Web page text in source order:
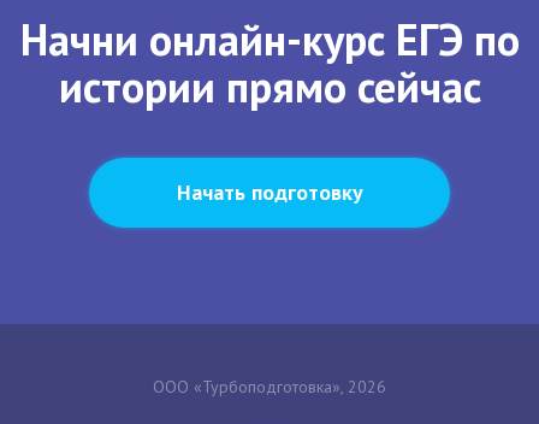
Начни онлайн-курс ЕГЭ по
истории прямо сейчас
Начать подготовку
ООО «Турбоподготовка», 2026